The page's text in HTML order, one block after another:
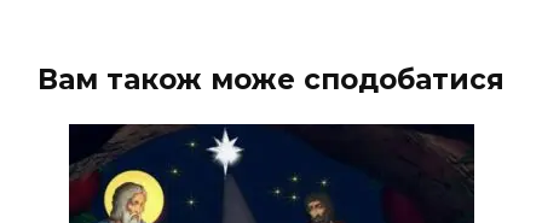
Вам також може сподобатися